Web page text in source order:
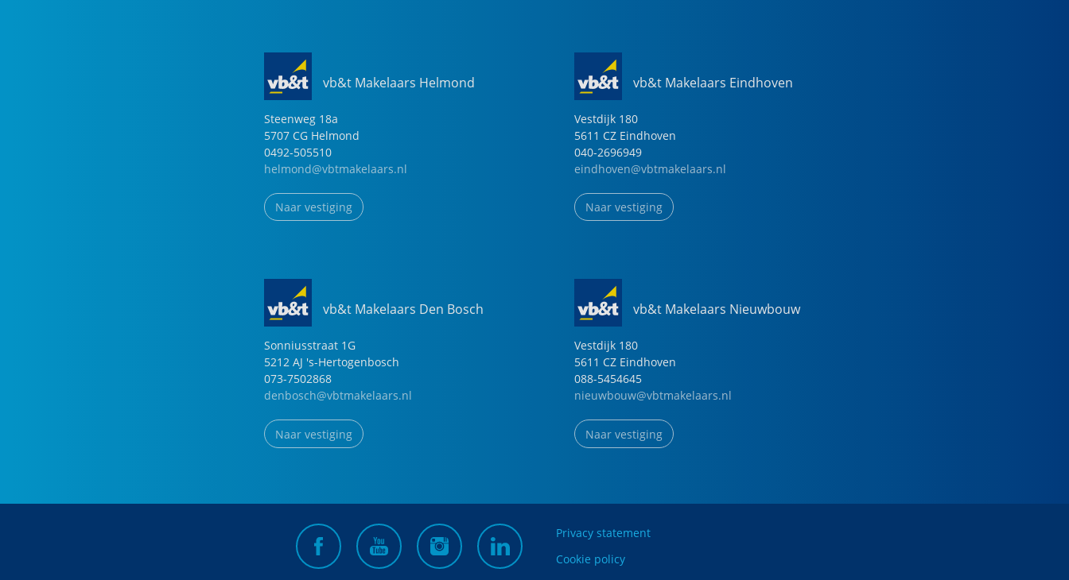
vb&t Makelaars Helmond
Steenweg 18a
5707 CG Helmond
0492-505510
helmond@vbtmakelaars.nl
Naar vestiging
vb&t Makelaars Eindhoven
Vestdijk 180
5611 CZ Eindhoven
040-2696949
eindhoven@vbtmakelaars.nl
Naar vestiging
vb&t Makelaars Den Bosch
Sonniusstraat 1G
5212 AJ 's-Hertogenbosch
073-7502868
denbosch@vbtmakelaars.nl
Naar vestiging
vb&t Makelaars Nieuwbouw
Vestdijk 180
5611 CZ Eindhoven
088-5454645
nieuwbouw@vbtmakelaars.nl
Naar vestiging
Privacy statement
Cookie policy